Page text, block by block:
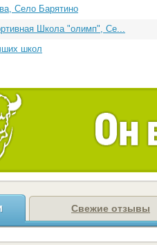
Село Барятино
Школа "олимп", Се...
школ
Свежие отзывы